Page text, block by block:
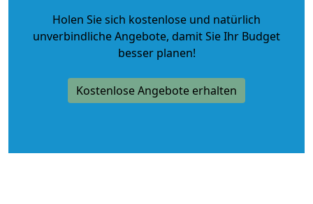
Holen Sie sich kostenlose und natürlich
unverbindliche Angebote, damit Sie Ihr Budget
besser planen!
Kostenlose Angebote erhalten